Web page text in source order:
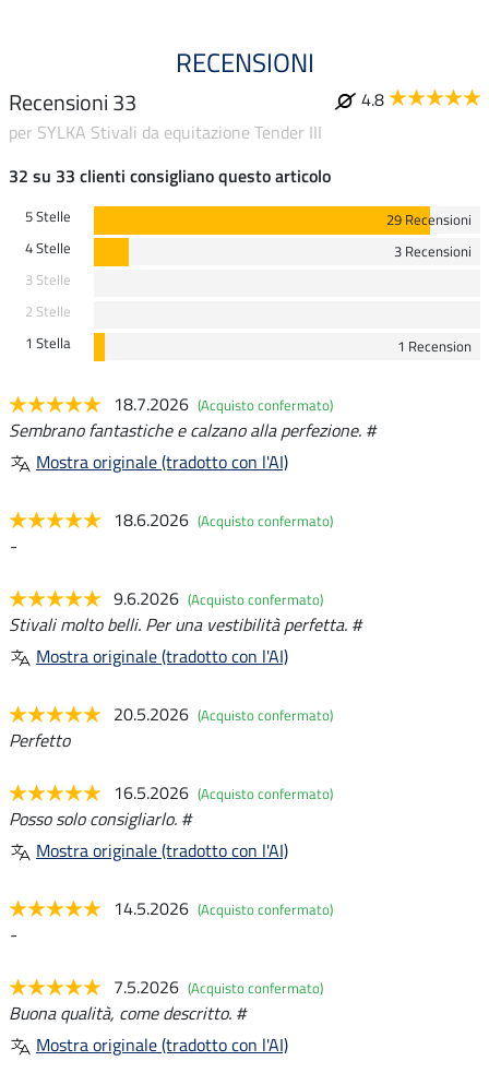
RECENSIONI
Recensioni 33
4.8
per SYLKA Stivali da equitazione Tender III
32 su 33 clienti consigliano questo articolo
5 Stelle
29 Recensioni
4 Stelle
3 Recensioni
3 Stelle
2 Stelle
1 Stella
1 Recension
18.7.2026 (Acquisto confermato)
Sembrano fantastiche e calzano alla perfezione. #
Mostra originale (tradotto con l'AI)
18.6.2026 (Acquisto confermato)
-
9.6.2026 (Acquisto confermato)
Stivali molto belli. Per una vestibilità perfetta. #
Mostra originale (tradotto con l'AI)
20.5.2026 (Acquisto confermato)
Perfetto
16.5.2026 (Acquisto confermato)
Posso solo consigliarlo. #
Mostra originale (tradotto con l'AI)
14.5.2026 (Acquisto confermato)
-
7.5.2026 (Acquisto confermato)
Buona qualità, come descritto. #
Mostra originale (tradotto con l'AI)